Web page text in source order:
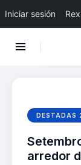
Iniciar sesión
DESTADAS
arredor